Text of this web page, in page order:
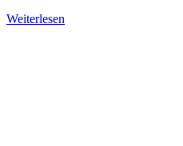
Weiterlesen